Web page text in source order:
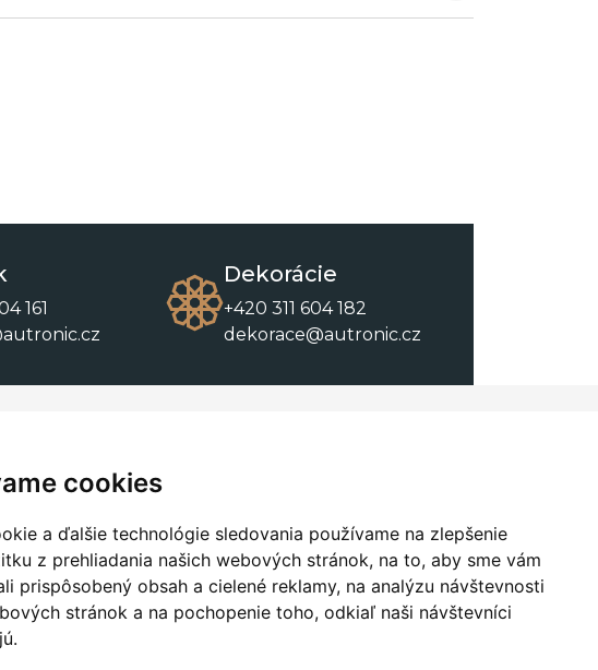
cookies
a ďalšie technológie sledovania používame na zlepšenie
z prehliadania našich webových stránok, na to, aby sme vám
prispôsobený obsah a cielené reklamy, na analýzu návštevnosti
stránok a na pochopenie toho, odkiaľ naši návštevníci
161
Dekorácie
+420 311 604 182
dekorace@autronic.cz
Kontakty